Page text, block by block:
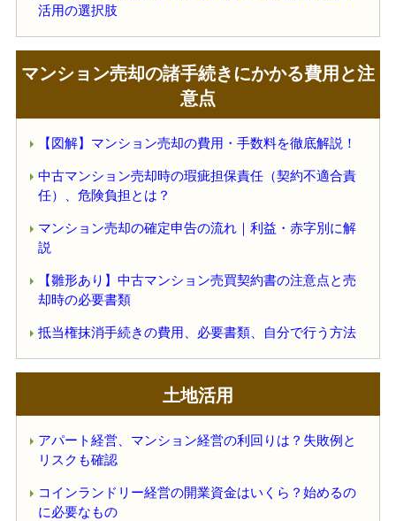
活用の選択肢
マンション売却の諸手続きにかかる費用と注
意点
【図解】マンション売却の費用・手数料を徹底解説！
中古マンション売却時の瑕疵担保責任（契約不適合責
任）、危険負担とは？
マンション売却の確定申告の流れ｜利益・赤字別に解
説
【雛形あり】中古マンション売買契約書の注意点と売
却時の必要書類
抵当権抹消手続きの費用、必要書類、自分で行う方法
土地活用
アパート経営、マンション経営の利回りは？失敗例と
リスクも確認
コインランドリー経営の開業資金はいくら？始めるの
に必要なもの